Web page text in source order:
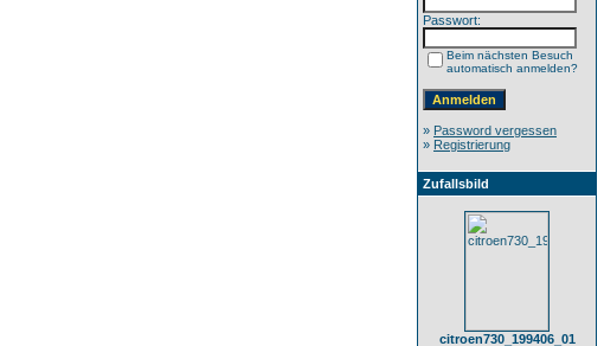
Passwort:
Beim nächsten Besuch
automatisch anmelden?
» Password vergessen
» Registrierung
Zufallsbild
citroen730_199406_01